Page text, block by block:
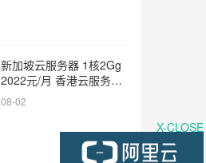
X-CLOSE
新加坡云服务器 1核2Gg
2022元/月 香港云服务器
1核2G 2022元/月
LightNode
08-02